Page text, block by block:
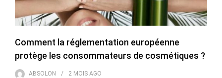
Comment la réglementation européenne
protège les consommateurs de cosmétiques ?
ABSOLON 2 MOIS AGO